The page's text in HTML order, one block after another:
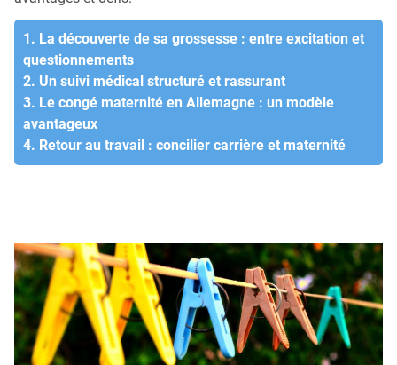
1. La découverte de sa grossesse : entre excitation et
questionnements
2. Un suivi médical structuré et rassurant
3. Le congé maternité en Allemagne : un modèle
avantageux
4. Retour au travail : concilier carrière et maternité